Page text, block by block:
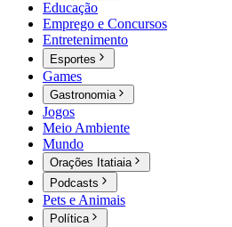
Educação
Emprego e Concursos
Entretenimento
Esportes
Games
Gastronomia
Jogos
Meio Ambiente
Mundo
Orações Itatiaia
Podcasts
Pets e Animais
Política